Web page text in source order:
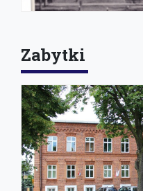
Zabytki